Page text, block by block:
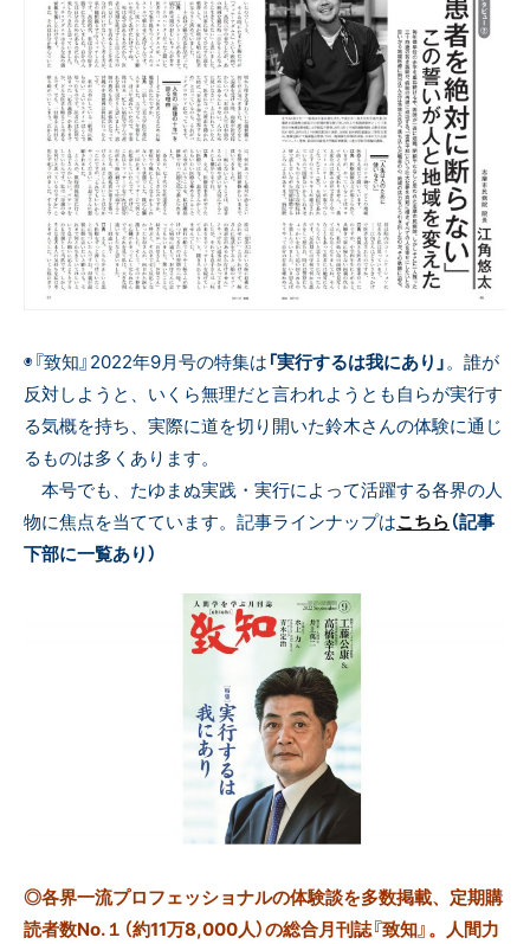
◉『致知』2022年9月号の特集は「実行するは我にあり」。誰が
反対しようと、いくら無理だと言われようとも自らが実行す
る気概を持ち、実際に道を切り開いた鈴木さんの体験に通じ
るものは多くあります。
本号でも、たゆまぬ実践・実行によって活躍する各界の人
物に焦点を当てています。記事ラインナップはこちら（記事
下部に一覧あり）
◎各界一流プロフェッショナルの体験談を多数掲載、定期購
読者数No.１（約11万8,000人）の総合月刊誌『致知』。人間力